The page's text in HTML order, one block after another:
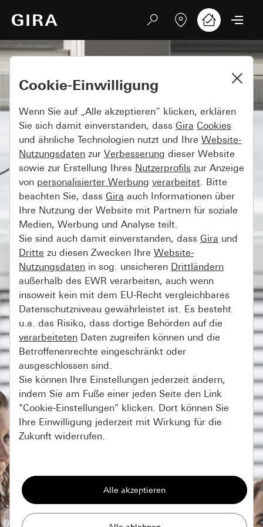
Cookie-Einwilligung
Wenn Sie auf „Alle akzeptieren“ klicken, erklären
Sie sich damit einverstanden, dass Gira Cookies
und ähnliche Technologien nutzt und Ihre Website-
Nutzungsdaten zur Verbesserung dieser Website
sowie zur Erstellung Ihres Nutzerprofils zur Anzeige
von personalisierter Werbung verarbeitet. Bitte
beachten Sie, dass Gira auch Informationen über
Ihre Nutzung der Website mit Partnern für soziale
Medien, Werbung und Analyse teilt.
Sie sind auch damit einverstanden, dass Gira und
Dritte zu diesen Zwecken Ihre Website-
Nutzungsdaten in sog. unsicheren Drittländern
außerhalb des EWR verarbeiten, auch wenn
insoweit kein mit dem EU-Recht vergleichbares
Datenschutzniveau gewährleistet ist. Es besteht
u.a. das Risiko, dass dortige Behörden auf die
verarbeiteten Daten zugreifen können und die
Betroffenenrechte eingeschränkt oder
ausgeschlossen sind.
Sie können Ihre Einstellungen jederzeit ändern,
indem Sie am Fuße einer jeden Seite den Link
"Cookie-Einstellungen" klicken. Dort können Sie
Ihre Einwilligung jederzeit mit Wirkung für die
Zukunft widerrufen.
Alle Cookies, die wir benötigen um Ihnen die